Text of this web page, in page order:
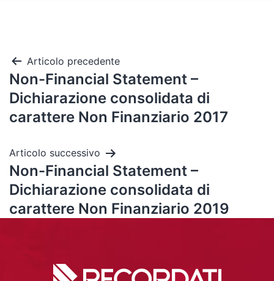
Articolo precedente
Non-Financial Statement –
Dichiarazione consolidata di
carattere Non Finanziario 2017
Articolo successivo
Non-Financial Statement –
Dichiarazione consolidata di
carattere Non Finanziario 2019